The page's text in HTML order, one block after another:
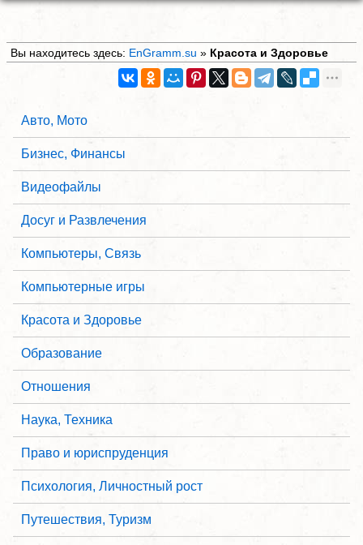
Вы находитесь здесь: EnGramm.su » Красота и Здоровье
Авто, Мото
Бизнес, Финансы
Видеофайлы
Досуг и Развлечения
Компьютеры, Связь
Компьютерные игры
Красота и Здоровье
Образование
Отношения
Наука, Техника
Право и юриспруденция
Психология, Личностный рост
Путешествия, Туризм